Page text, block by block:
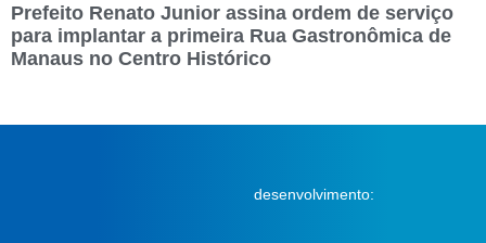
Prefeito Renato Junior assina ordem de serviço
para implantar a primeira Rua Gastronômica de
Manaus no Centro Histórico
desenvolvimento: